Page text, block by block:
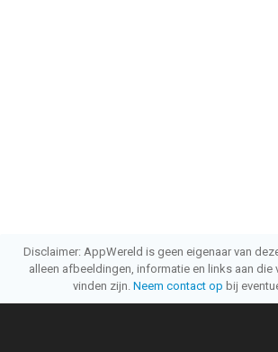
Disclaimer: AppWereld is geen eigenaar van
alleen afbeeldingen, informatie en links aan die
vinden zijn. Neem contact op bij